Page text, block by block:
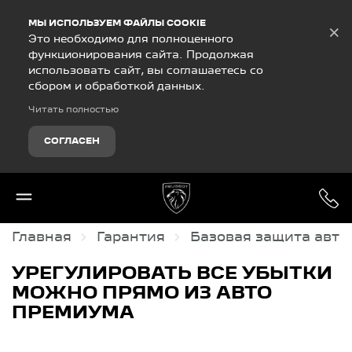
МЫ ИСПОЛЬЗУЕМ ФАЙЛЫ COOKIE
Это необходимо для полноценного
функционирования сайта. Продолжая
использовать сайт, вы соглашаетесь со
сбором и обработкой данных.
Читать полностью
СОГЛАСЕН
×
Главная Гарантия Базовая защита
УРЕГУЛИРОВАТЬ ВСЕ УБЫТКИ
МОЖНО ПРЯМО ИЗ АВТО
ПРЕМИУМА